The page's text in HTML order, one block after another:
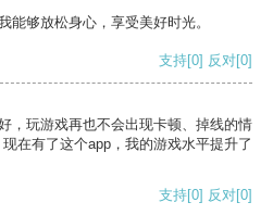
能够放松身心，享受美好时光。
支持[0] 反对[0]
，玩游戏再也不会出现卡顿、掉线的情
在有了这个app，我的游戏水平提升了
支持[0] 反对[0]